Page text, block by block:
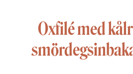
Oxfilé med